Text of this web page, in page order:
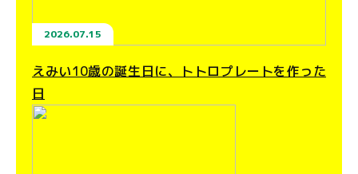
2026.07.15
えみい10歳の誕生日に、トトロプレートを作った
日